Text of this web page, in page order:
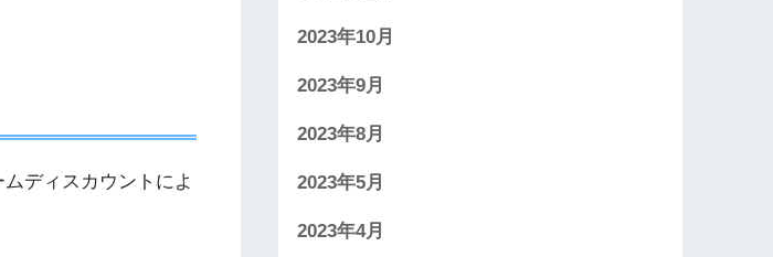
ディスカウントによ
2023年10月
2023年9月
2023年8月
2023年5月
2023年4月